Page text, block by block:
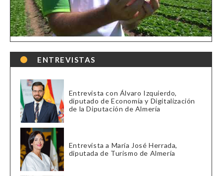
ENTREVISTAS
Entrevista con Álvaro Izquierdo,
diputado de Economía y Digitalización
de la Diputación de Almería
Entrevista a María José Herrada,
diputada de Turismo de Almería